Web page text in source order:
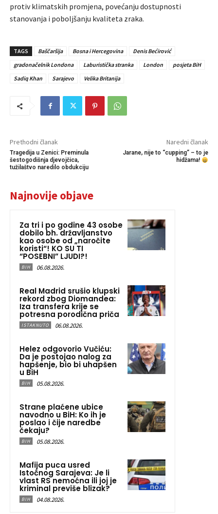
protiv klimatskih promjena, povećanju dostupnosti
stanovanja i poboljšanju kvaliteta zraka.
TAGS Baščaršija Bosna i Hercegovina
Denis Bećirović
gradonačelnik Londona
Laburistička stranka London
posjeta BiH
Sadiq Khan
Sarajevo Velika Britanija
Prethodni članak
Tragedija u Zenici: Preminula
šestogodišnja djevojčica,
tužilaštvo naredilo obdukciju
Naredni članak
Jarane, nije to “cupping” – to je
hidžama!
Najnovije objave
Za tri i po godine 43 osobe
dobilo bh. državljanstvo
kao osobe od „naročite
koristi“! KO SU TI
“POSEBNI” LJUDI?!
BIH 06.08.2026.
Real Madrid srušio klupski
rekord zbog Diomandea:
Iza transfera krije se
potresna porodična priča
ISTAKNUTO 06.08.2026.
Helez odgovorio Vučiću:
Da je postojao nalog za
hapšenje, bio bi uhapšen
u BiH
BIH 05.08.2026.
Strane plaćene ubice
navodno u BiH: Ko ih je
poslao i čije naredbe
čekaju?
BIH 05.08.2026.
Mafija puca usred
Istočnog Sarajeva: Je li
vlast RS nemoćna ili joj je
kriminal previše blizak?
BIH 04.08.2026.